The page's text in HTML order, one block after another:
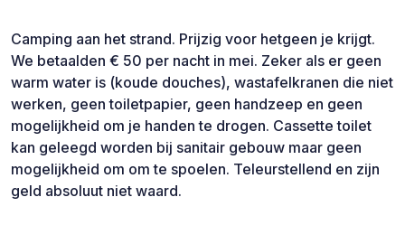
Camping aan het strand. Prijzig voor hetgeen je krijgt.
We betaalden € 50 per nacht in mei. Zeker als er geen
warm water is (koude douches), wastafelkranen die niet
werken, geen toiletpapier, geen handzeep en geen
mogelijkheid om je handen te drogen. Cassette toilet
kan geleegd worden bij sanitair gebouw maar geen
mogelijkheid om om te spoelen. Teleurstellend en zijn
geld absoluut niet waard.